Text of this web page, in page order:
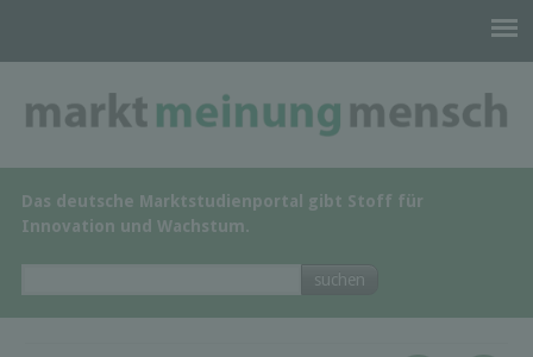
Das deutsche Marktstudienportal gibt Stoff für
Innovation und Wachstum.